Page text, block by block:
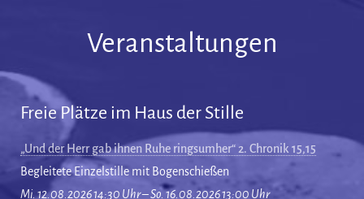
Veranstaltungen
Freie Plätze im Haus der Stille
„Und der Herr gab ihnen Ruhe ringsumher“ 2. Chronik 15,15
Begleitete Einzelstille mit Bogenschießen
Mi. 12.08.2026 14:30 Uhr – So. 16.08.2026 13:00 Uhr